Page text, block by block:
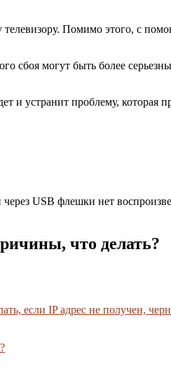
Помимо этого, с
могут быть более
и устранит проблему,
USB флешки нет
что делать?
если IP адрес не получен,